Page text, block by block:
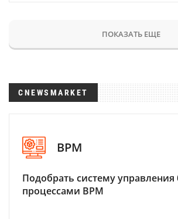
ПОКАЗАТЬ ЕЩЕ
CNEWSMARKET
BPM
Подобрать систему управления
процессами BPM